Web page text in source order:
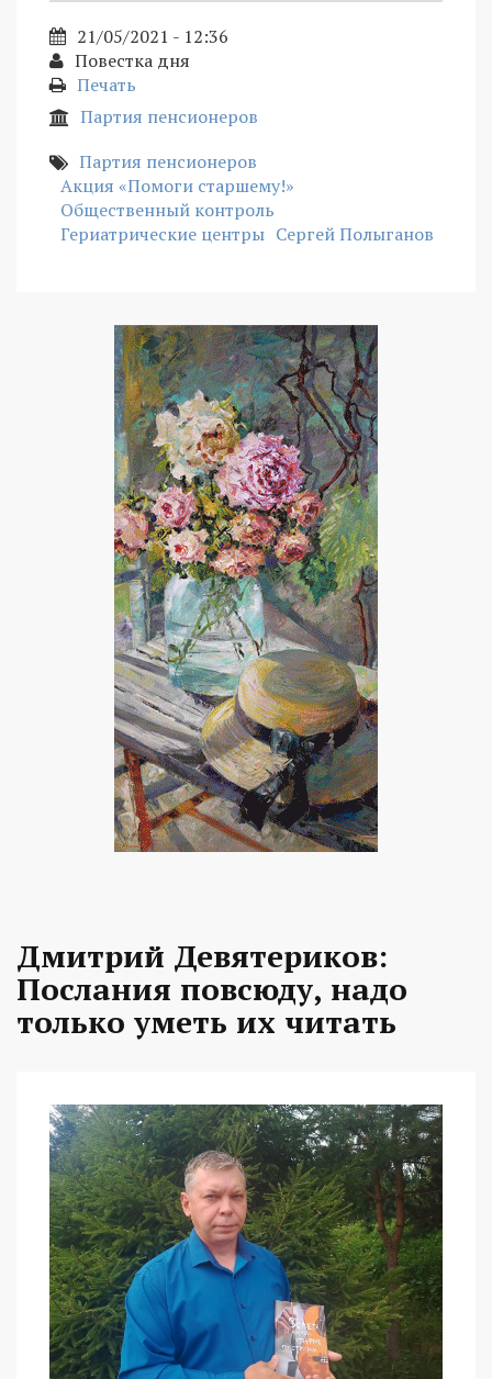
21/05/2021 - 12:36
Повестка дня
Печать
Партия пенсионеров
Партия пенсионеров
Акция «Помоги старшему!»
Общественный контроль
Гериатрические центры Сергей Полыганов
Дмитрий Девятериков:
Послания повсюду, надо
только уметь их читать